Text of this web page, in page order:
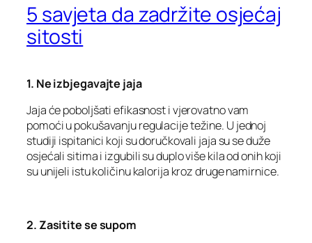
5 savjeta da zadržite osjećaj
sitosti
1. Ne izbjegavajte jaja
Jaja će poboljšati efikasnost i vjerovatno vam
pomoći u pokušavanju regulacije težine. U jednoj
studiji ispitanici koji su doručkovali jaja su se duže
osjećali sitima i izgubili su duplo više kila od onih koji
su unijeli istu količinu kalorija kroz druge namirnice.
2. Zasitite se supom